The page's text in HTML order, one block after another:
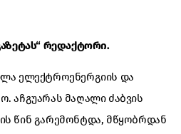
რედაქტორი.
ელექტროენერგიის და
აჩგუარას მაღალი ძაბვის
წინ გარემონტდა, მწყობრდან